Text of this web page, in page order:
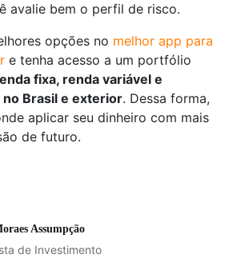
avalie bem o perfil de risco.
opções no melhor app para
e tenha acesso a um portfólio
fixa, renda variável e
Brasil e exterior. Dessa forma,
aplicar seu dinheiro com mais
de futuro.
Assumpção
de Investimento